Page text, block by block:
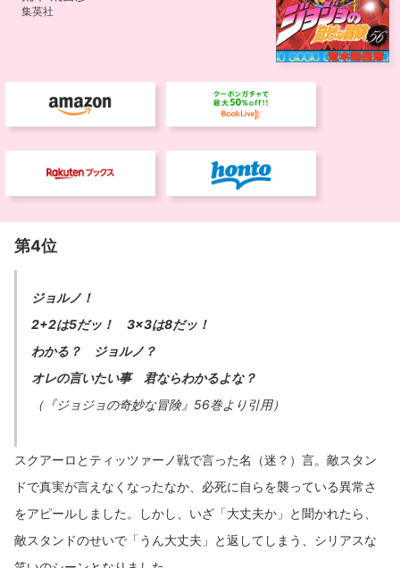
第4位
ジョルノ！
2+2は5だッ！ 3×3は8だッ！
わかる？ ジョルノ？
オレの言いたい事 君ならわかるよな？
（『ジョジョの奇妙な冒険』56巻より引用）
スクアーロとティッツァーノ戦で言った名（迷？）言。敵スタン
ドで真実が言えなくなったなか、必死に自らを襲っている異常さ
をアピールしました。しかし、いざ「大丈夫か」と聞かれたら、
敵スタンドのせいで「うん大丈夫」と返してしまう、シリアスな